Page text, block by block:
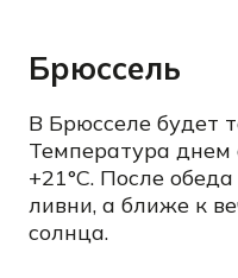
Брюссель
В Брюсселе будет
Температура днем
+21°C. После
ливни, а ближе к
солнца.